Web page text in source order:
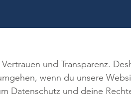
und Transparenz.
wenn du unsere
Datenschutz und deine